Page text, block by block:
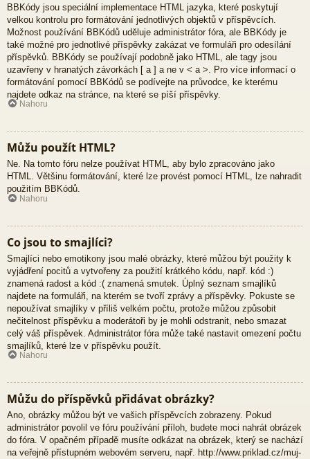
BBKódy jsou speciální implementace HTML jazyka, které poskytují
velkou kontrolu pro formátování jednotlivých objektů v příspěvcích.
Možnost používání BBKódů uděluje administrátor fóra, ale BBKódy je
také možné pro jednotlivé příspěvky zakázat ve formuláři pro odesílání
příspěvků. BBKódy se používají podobně jako HTML, ale tagy jsou
uzavřeny v hranatých závorkách [ a ] a ne v < a >. Pro více informací o
formátování pomocí BBKódů se podívejte na průvodce, ke kterému
najdete odkaz na stránce, na které se píší příspěvky.
Nahoru
Můžu použít HTML?
Ne. Na tomto fóru nelze používat HTML, aby bylo zpracováno jako
HTML. Většinu formátování, které lze provést pomocí HTML, lze nahradit
použitím BBKódů.
Nahoru
Co jsou to smajlíci?
Smajlíci nebo emotikony jsou malé obrázky, které můžou být použity k
vyjádření pocitů a vytvořeny za použití krátkého kódu, např. kód :)
znamená radost a kód :( znamená smutek. Úplný seznam smajlíků
najdete na formuláři, na kterém se tvoří zprávy a příspěvky. Pokuste se
nepoužívat smajlíky v příliš velkém počtu, protože můžou způsobit
nečitelnost příspěvku a moderátoři by je mohli odstranit, nebo smazat
celý váš příspěvek. Administrátor fóra může také nastavit omezení počtu
smajlíků, které lze v příspěvku použít.
Nahoru
Můžu do příspěvků přidávat obrázky?
Ano, obrázky můžou být ve vašich příspěvcích zobrazeny. Pokud
administrátor povolil ve fóru používání příloh, budete moci nahrát obrázek
do fóra. V opačném případě musíte odkázat na obrázek, který se nachází
na veřejně přístupném webovém serveru, např. http://www.priklad.cz/muj-